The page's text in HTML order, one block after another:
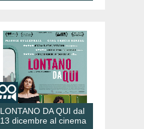
LONTANO DA QUI dal
13 dicembre al cinema